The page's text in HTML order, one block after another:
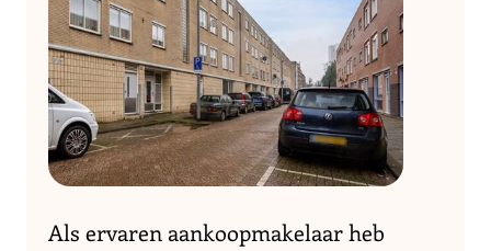
Als ervaren aankoopmakelaar heb